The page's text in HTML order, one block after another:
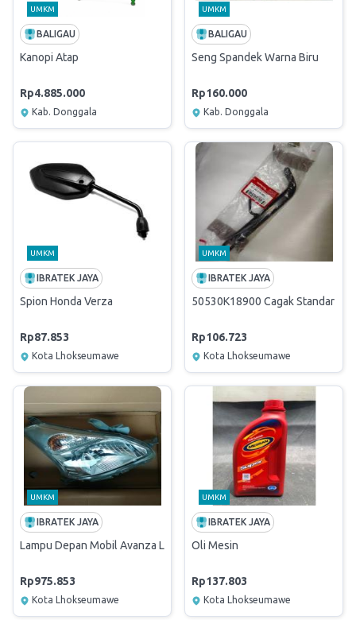
UMKM
BALIGAU
Kanopi Atap
Rp4.885.000
Kab. Donggala
UMKM
BALIGAU
Seng Spandek Warna Biru
Rp160.000
Kab. Donggala
UMKM
IBRATEK JAYA
Spion Honda Verza
Rp87.853
Kota Lhokseumawe
UMKM
IBRATEK JAYA
50530K18900 Cagak Standar
Rp106.723
Kota Lhokseumawe
UMKM
IBRATEK JAYA
Lampu Depan Mobil Avanza LH/RH
Rp975.853
Kota Lhokseumawe
UMKM
IBRATEK JAYA
Oli Mesin
Rp137.803
Kota Lhokseumawe